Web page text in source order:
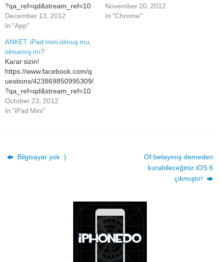
?qa_ref=qd&stream_ref=10
December 13, 2012
In "App"
November 20, 2012
In "Chrome"
ANKET: iPad mini olmuş mu,
olmamış mı?
Karar sizin!
https://www.facebook.com/q
uestions/423869850995309/
?qa_ref=qd&stream_ref=10
October 23, 2012
In "iPad Mini"
Bilgisayar yok :)
Of betaymış demeden
kurabileceğiniz iOS 6
çıkmıştır!